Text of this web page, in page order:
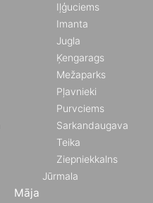
Iļģuciems
Imanta
Jugla
Ķengarags
Mežaparks
Pļavnieki
Purvciems
Sarkandaugava
Teika
Ziepniekkalns
Jūrmala
Māja